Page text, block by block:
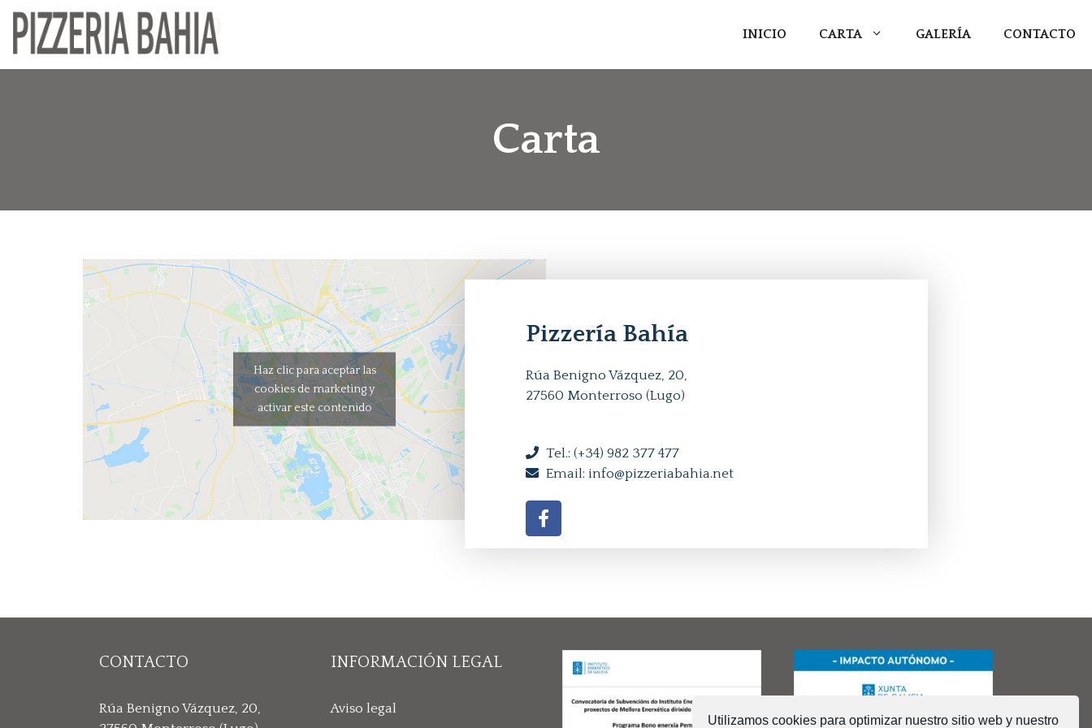
Utilizamos cookies para optimizar nuestro sitio web y nuestro
INICIO CARTA GALERÍA CONTACTO
Carta
Haz clic para aceptar las
cookies de marketing y
activar este contenido
Pizzería Bahía
Rúa Benigno Vázquez, 20,
27560 Monterroso (Lugo)
Tel.: (+34) 982 377 477
Email: info@pizzeriabahia.net
CONTACTO
Rúa Benigno Vázquez, 20,
INFORMACIÓN LEGAL
Aviso legal